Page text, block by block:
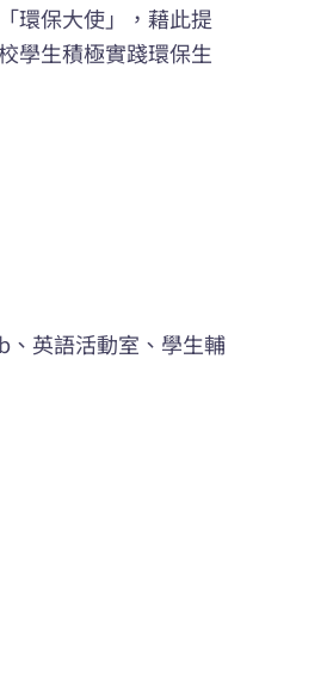
環保大使」，藉此提
學生積極實踐環保生
、英語活動室、學生輔